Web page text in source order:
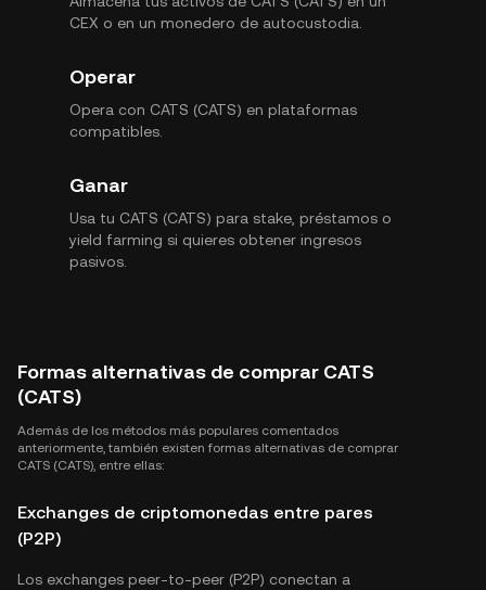
CEX o en un monedero de autocustodia.
Operar
Opera con CATS (CATS) en plataformas
compatibles.
Ganar
Usa tu CATS (CATS) para stake, préstamos o
yield farming si quieres obtener ingresos
pasivos.
Formas alternativas de comprar CATS
(CATS)
Además de los métodos más populares comentados
anteriormente, también existen formas alternativas de comprar
CATS (CATS), entre ellas:
Exchanges de criptomonedas entre pares
(P2P)
Los exchanges peer-to-peer (P2P) conectan a